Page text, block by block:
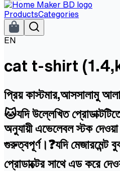
ProductsCategories
EN
cat t-shirt
প্রিয় কাস্টমার,আসসালামু
🐱যদি উল্লেখিত
অনুযায়ী এভেলেবল স্টক
গুরুত্বপূর্ণ।❓যদি
প্রোডাক্টের সাথে এড করে